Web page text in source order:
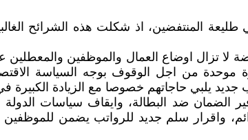
العمل والكادحين في طليعة المنتفضين، اذ شكلت هذه
تزال اوضاع العمال والموظفين والمعطلين
من اجل الوقوف بوجه السياسة
يلبي حاجاتهم خصوصا مع الزيادة الكبيرة
الضمان ضد البطالة، وايقاف سياسات
واقرار سلم جديد للرواتب يضمن للموظفين